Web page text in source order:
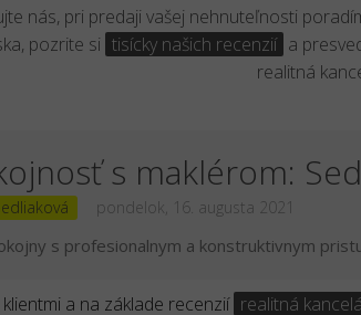
nás, pri predaji vašej nehnuteľnosti
pozrite si tisícky našich recenzií a
realitná
s maklérom:
pondelok, 16. augusta 2021
s profesionalnym a konstruktivnym
a na základe recenzií realitná